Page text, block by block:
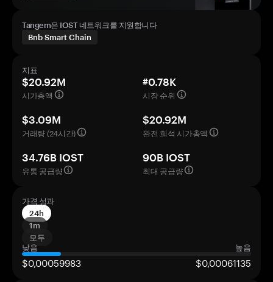
Tangem은 IOST 네트워크를 지원합니다
Bnb Smart Chain
지표
$20.92M
시가총액
#0.78K
시장 순위
$3.09M
거래량 (24시간)
$20.92M
완전 희석 시가총액
34.76B IOST
유통 공급량
90B IOST
최대 공급량
가격 성과
24h
1m
모두
낮음
높음
$0,00059983 $0,00061135